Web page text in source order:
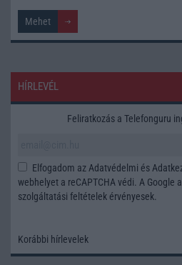
HÍRLEVÉL
Feliratkozás a Telefonguru
Elfogadom az Adatvédelmi és
webhelyet a reCAPTCHA védi. A Google
szolgáltatási feltételek érvényesek.
Korábbi hírlevelek